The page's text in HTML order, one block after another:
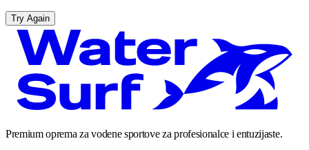
Try Again
Premium oprema za vodene sportove za profesionalce i entuzijaste.